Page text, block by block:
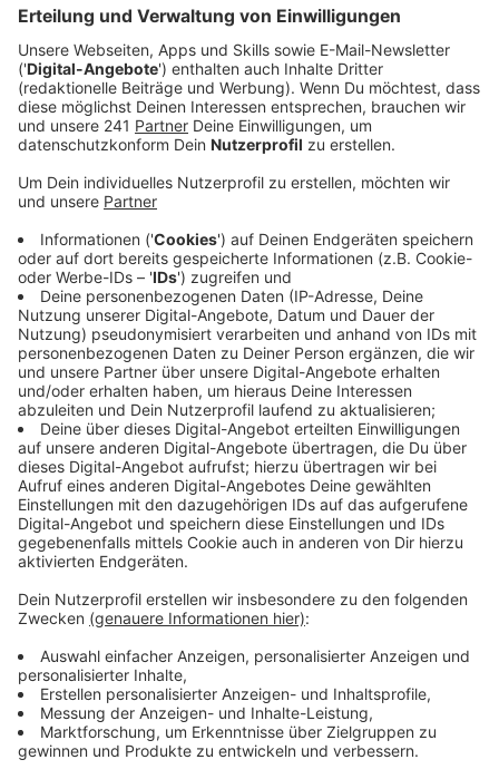
Veröffentlicht:Montag, 27.10.2025 09:45
Anzeige
Straßen instandgehalten und soziale Angebote
gesichert werden – dafür gibt das Land nächstes Jahr
insgesamt fast 17 Milliarden Euro an die Kommunen
weiter. Laut dem Leverkusener
Landtagsabgeordneten Rüdiger Scholz ein
Rekordwert.
Anzeige
Weitere Entlastungen geplant
Anzeige
Neben den gut 85,5 Millionen Euro aus der
weiteres Geld aus dem Programm „Nordrhein-
kommenden zwölf Jahren. Dazu plant das Land
Altschulden zu erlassen. All diese Maßnahmen sind
laut Scholz wichtig, damit Leverkusen auch im
Nothaushalt handlungsfähig bleibt und das Leben der